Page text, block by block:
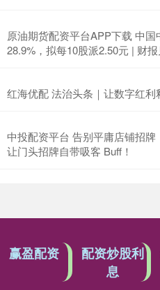
原油期货配资平台APP下载 中
28.9%，拟每10股派2.50元 | 财
红海优配 法治头条｜让数字红利
中投配资平台 告别平庸店铺招牌
让门头招牌自带吸客 Buff！
赢盈配资
配资炒股利
息